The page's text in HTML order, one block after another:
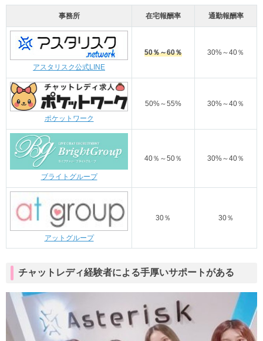
事務所 在宅報酬率 通勤報酬率
アスタリスク公式LINE
50％～60％ 30%～40％
ポケットワーク
50%～55% 30%～40％
ブライトグループ
40％～50％ 30%～40％
アットグループ
30％ 30％
チャットレディ経験者による手厚いサポートがある